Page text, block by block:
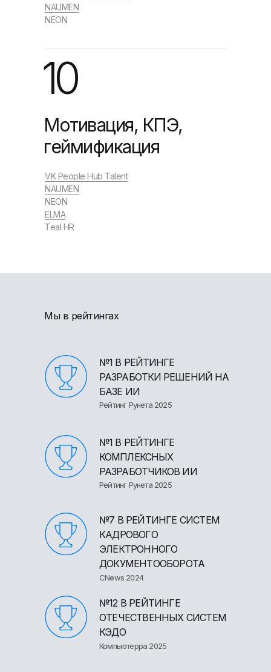
NAUMEN
NEON
VK People Hub Talent
NAUMEN
NEON
ELMA
Teal HR
Мотивация, КПЭ,
геймификация
10
Мы в рейтингах
№1 В РЕЙТИНГЕ
РАЗРАБОТКИ РЕШЕНИЙ НА
БАЗЕ ИИ
Рейтинг Рунета 2025
№1 В РЕЙТИНГЕ
КОМПЛЕКСНЫХ
РАЗРАБОТЧИКОВ ИИ
Рейтинг Рунета 2025
№7 В РЕЙТИНГЕ СИСТЕМ
КАДРОВОГО
ЭЛЕКТРОННОГО
ДОКУМЕНТООБОРОТА
CNews 2024
№12 В РЕЙТИНГЕ
ОТЕЧЕСТВЕННЫХ СИСТЕМ
КЭДО
Компьютерра 2025